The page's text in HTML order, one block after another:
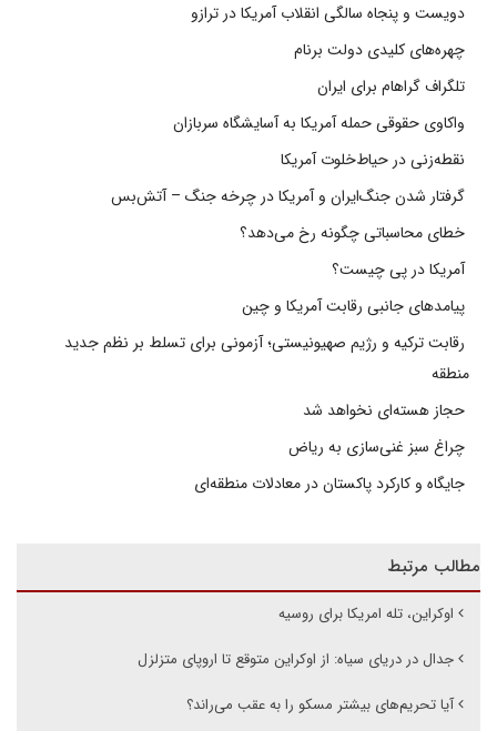
دویست و پنجاه سالگی انقلاب آمریکا در ترازو
چهره‌های کلیدی دولت برنام
تلگراف گراهام برای ایران
واکاوی حقوقی حمله آمریکا به آسایشگاه سربازان
نقطه‌زنی در حیاط‌خلوت آمریکا
گرفتار شدن جنگ‌ایران و آمریکا در چرخه جنگ – آتش‌بس
خطای محاسباتی چگونه رخ می‌دهد؟
آمریکا در پی چیست؟
پیامدهای جانبی رقابت آمریکا و چین
رقابت ترکیه و رژیم صهیونیستی؛ آزمونی برای تسلط بر نظم جدید
منطقه
حجاز هسته‌ای نخواهد شد
چراغ سبز غنی‌سازی به ریاض
جایگاه و کارکرد پاکستان در معادلات منطقه‌ای
مطالب مرتبط
اوکراین، تله امریکا برای روسیه
جدال در دریای سیاه: از اوکراین متوقع تا اروپای متزلزل
آیا تحریم‌های بیشتر مسکو را به عقب می‌راند؟